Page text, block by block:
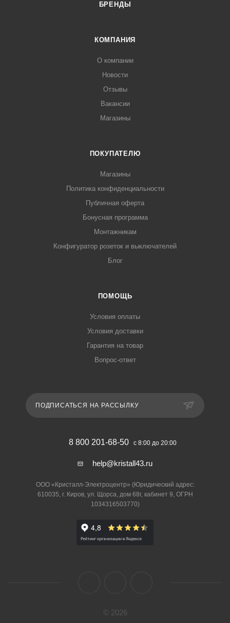
БРЕНДЫ
КОМПАНИЯ
О компании
Новости
Отзывы
Вакансии
Магазины
ПОКУПАТЕЛЮ
Магазины
Политика конфиденциальности
Публичная оферта
Бонусная программа
Монтажникам
Конфигуратор розеток и выключателей
Блог
ПОМОЩЬ
Условия оплаты
Условия доставки
Гарантия на товар
Вопрос-ответ
ПОДПИСАТЬСЯ НА РАССЫЛКУ
8 800 201-68-50 с 8:00 до 20:00
help@kristall43.ru
ООО «Кристалл-Электроцентр» (Юридический адрес:
610035, г. Киров, ул. Щорса, дом 68г, кабинет 9, ОГРН
1034316503770)
© 2026